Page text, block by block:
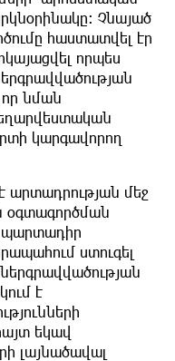
Չնայած
հաստատվել էր
որպես
նման
կարգավորող
արտադրության մեջ
օգտագործման
պարտադիր
ստուգել
է
եկավ
լայնածավալ